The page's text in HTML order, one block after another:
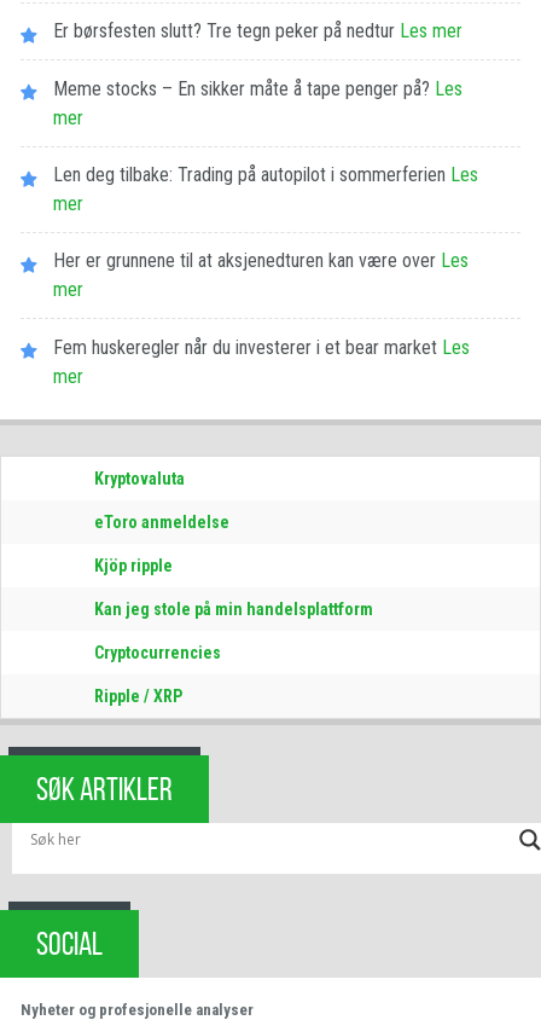
Er børsfesten slutt? Tre tegn peker på nedtur Les​ ​mer
Meme stocks – En sikker måte å tape penger på? Les​ ​
mer
Len deg tilbake: Trading på autopilot i sommerferien Les​ ​
mer
Her er grunnene til at aksjenedturen kan være over Les​ ​
mer
Fem huskeregler når du investerer i et bear market Les​ ​
mer
Kryptovaluta
eToro anmeldelse
Kjöp ripple
Kan jeg stole på min handelsplattform
Cryptocurrencies
Ripple / XRP
SØK ARTIKLER
SOCIAL
Nyheter og profesjonelle analyser